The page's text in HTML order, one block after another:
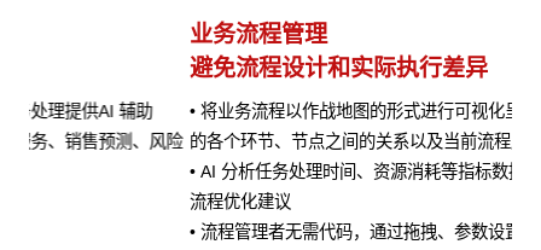
避免流程设计和实际执行差异
• 将业务流程以作战地图的形式进行可视化呈现，清晰展示流程
的各个环节、节点之间的关系以及当前流程所处阶段
• AI 分析任务处理时间、资源消耗等指标数据，定位瓶颈并提供
• 流程管理者无需代码，通过拖拽、参数设置等方式即可快速定